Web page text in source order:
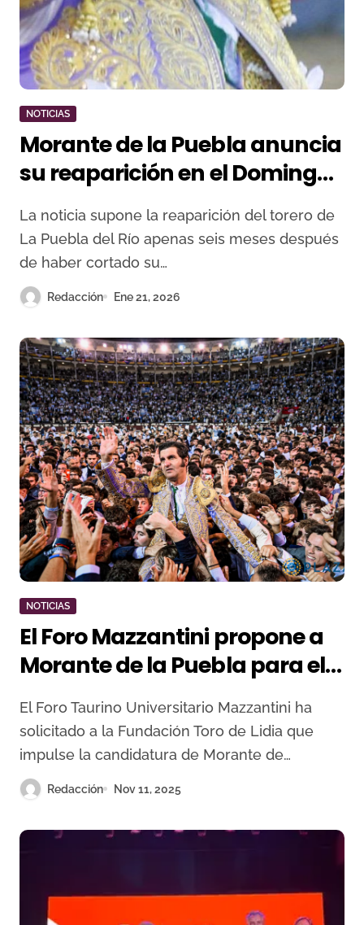
NOTICIAS
Morante de la Puebla anuncia
su reaparición en el Domingo
de Resurrección de Sevilla
La noticia supone la reaparición del torero de
La Puebla del Río apenas seis meses después
de haber cortado su…
Redacción Ene 21, 2026
NOTICIAS
El Foro Mazzantini propone a
Morante de la Puebla para el
Premio Princesa de Asturias
de las Artes
El Foro Taurino Universitario Mazzantini ha
solicitado a la Fundación Toro de Lidia que
impulse la candidatura de Morante de…
Redacción Nov 11, 2025